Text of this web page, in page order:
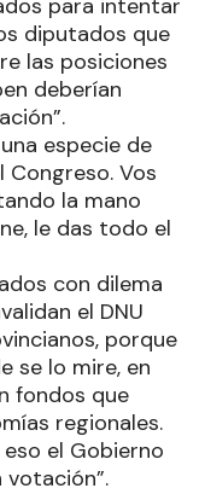
para intentar
diputados que
las posiciones
deberían
especie de
Vos
la mano
le das todo el
con dilema
el DNU
porque
se lo mire, en
fondos que
regionales.
eso el Gobierno
votación”.